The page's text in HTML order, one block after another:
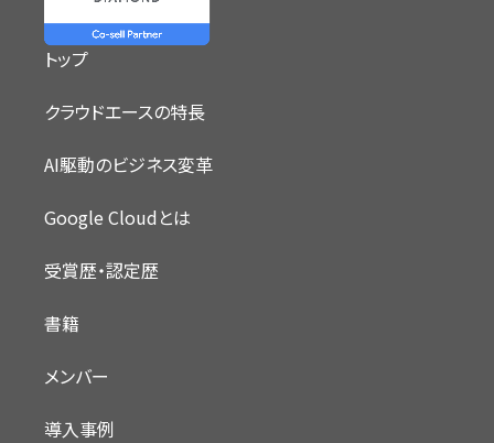
トップ
クラウドエースの特長
AI駆動のビジネス変革
Google Cloudとは
受賞歴・認定歴
書籍
メンバー
導入事例